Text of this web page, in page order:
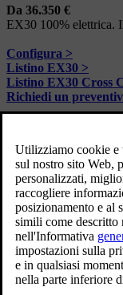
Da 36.350 €
EX30 100% elettrica.
Configura >
Listino EX30 >
Listino EX30 Cross
Richiedi un
ES90
Da 73.500 €
Una berlina premium
perfetto equilibrio.
Configura >
Listino ES90 >
Richiedi un